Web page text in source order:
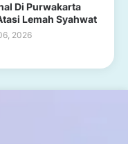
Di Purwakarta
Lemah Syahwat
2026